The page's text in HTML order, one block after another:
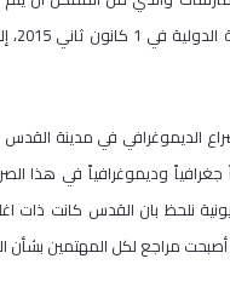
الديموغرافي في مدينة
جغرافياً وديموغرافياً في هذا
نلحظ بان القدس كانت ذات
مراجع لكل المهتمين بشأن